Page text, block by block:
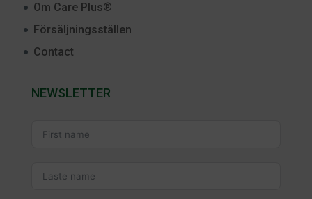
Om Care Plus®
Försäljningsställen
Contact
NEWSLETTER